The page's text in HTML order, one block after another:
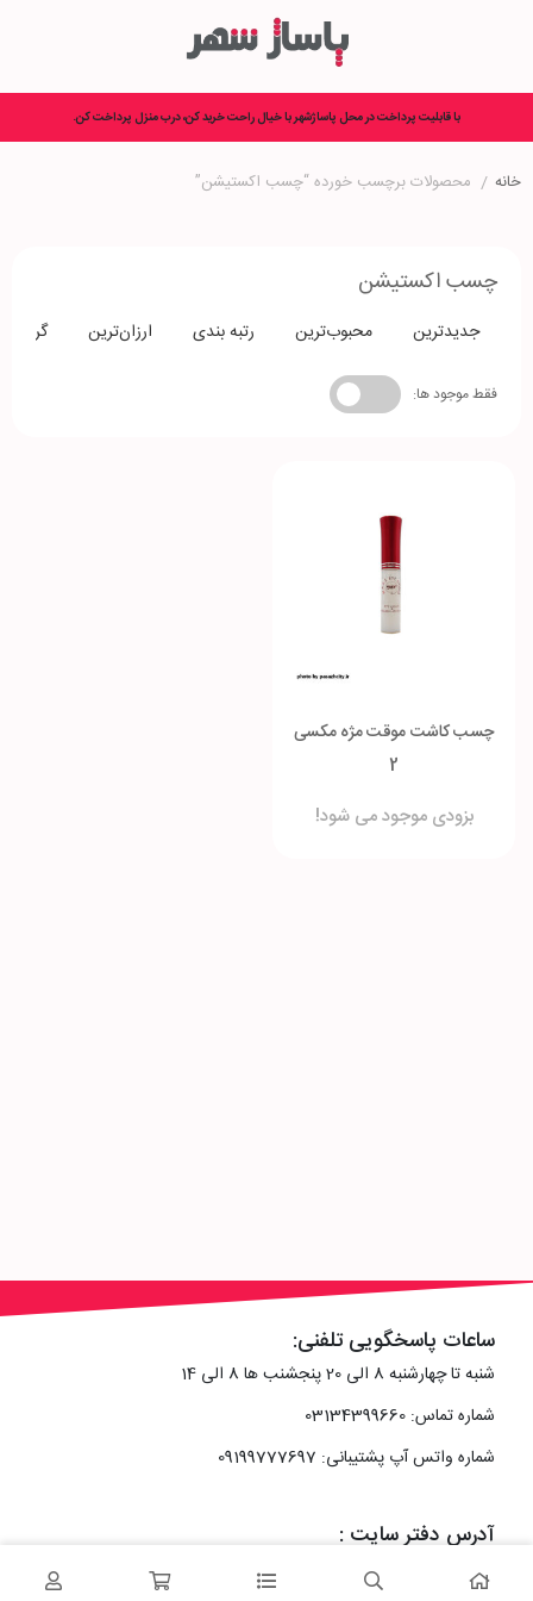
با قابلیت پرداخت در محل پاساژشهر با خیال راحت خرید کن، درب منزل پرداخت کن.
خانه / محصولات برچسب خورده “چسب اکستیشن”
چسب اکستیشن
جدیدترین محبوب‌ترین رتبه بندی ارزان‌ترین
فقط موجود ها:
چسب کاشت موقت مژه مکسی
2
بزودی موجود می شود!
ساعات پاسخگویی تلفنی:
شنبه تا چهارشنبه 8 الی 20 پنجشنب ها 8 الی 14
شماره تماس: 03134399660
شماره واتس آپ پشتیبانی: 09199777697
آدرس دفتر سایت :
اصفهان، خیابان رزمندگان، کوچه شماره سه فرعی 2 پلاک 10